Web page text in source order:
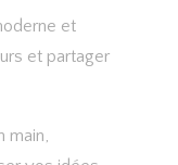
et
et partager
main,